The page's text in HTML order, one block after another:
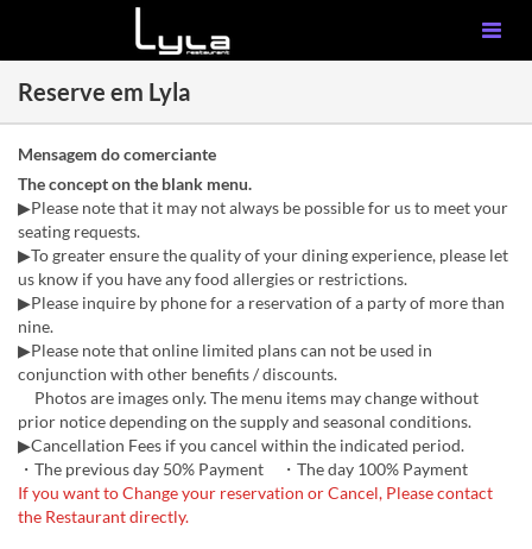
Reserve em Lyla
Mensagem do comerciante
The concept on the blank menu.
▶Please note that it may not always be possible for us to meet your
seating requests.
▶To greater ensure the quality of your dining experience, please let
us know if you have any food allergies or restrictions.
▶Please inquire by phone for a reservation of a party of more than
nine.
▶Please note that online limited plans can not be used in
conjunction with other benefits / discounts.
Photos are images only. The menu items may change without
prior notice depending on the supply and seasonal conditions.
▶Cancellation Fees if you cancel within the indicated period.
・The previous day 50% Payment ・The day 100% Payment
If you want to Change your reservation or Cancel, Please contact
the Restaurant directly.